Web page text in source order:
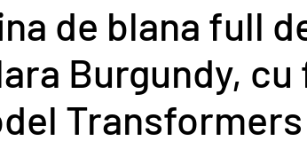
de blana full
Burgundy,
Transformers